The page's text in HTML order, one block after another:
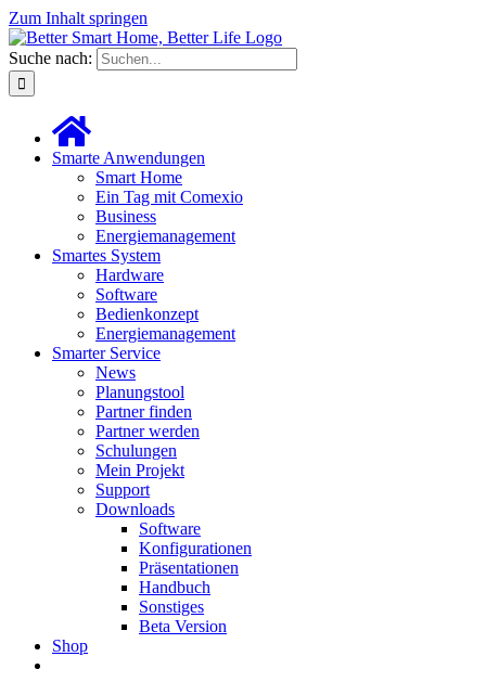
Zum Inhalt springen
Suche nach:
Smarte Anwendungen
Smart Home
Ein Tag mit Comexio
Business
Energiemanagement
Smartes System
Hardware
Software
Bedienkonzept
Energiemanagement
Smarter Service
News
Planungstool
Partner finden
Partner werden
Schulungen
Mein Projekt
Support
Downloads
Software
Konfigurationen
Präsentationen
Handbuch
Sonstiges
Beta Version
Shop